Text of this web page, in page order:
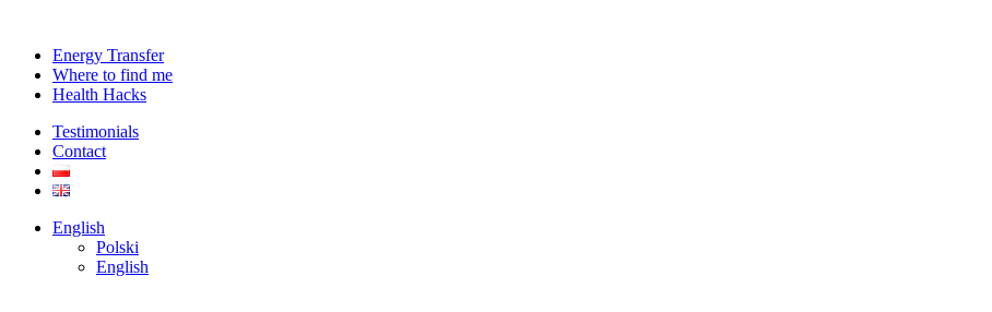
Energy Transfer
Where to find me
Health Hacks
Testimonials
Contact
English
Polski
English